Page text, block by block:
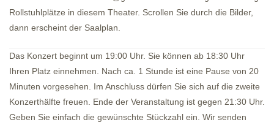
Rollstuhlplätze in diesem Theater. Scrollen Sie durch die Bilder,
dann erscheint der Saalplan.
Das Konzert beginnt um 19:00 Uhr. Sie können ab 18:30 Uhr
Ihren Platz einnehmen. Nach ca. 1 Stunde ist eine Pause von 20
Minuten vorgesehen. Im Anschluss dürfen Sie sich auf die zweite
Konzerthälfte freuen. Ende der Veranstaltung ist gegen 21:30 Uhr.
Geben Sie einfach die gewünschte Stückzahl ein. Wir senden